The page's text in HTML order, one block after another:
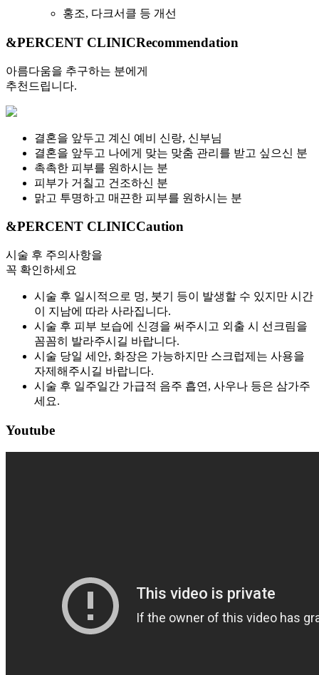
홍조, 다크서클 등 개선
&PERCENT CLINICRecommendation
아름다움을 추구하는 분에게
추천드립니다.
결혼을 앞두고 계신 예비 신랑, 신부님
결혼을 앞두고 나에게 맞는 맞춤 관리를 받고 싶으신 분
촉촉한 피부를 원하시는 분
피부가 거칠고 건조하신 분
맑고 투명하고 매끈한 피부를 원하시는 분
&PERCENT CLINICCaution
시술 후 주의사항을
꼭 확인하세요
시술 후 일시적으로 멍, 붓기 등이 발생할 수 있지만 시간
이 지남에 따라 사라집니다.
시술 후 피부 보습에 신경을 써주시고 외출 시 선크림을
꼼꼼히 발라주시길 바랍니다.
시술 당일 세안, 화장은 가능하지만 스크럽제는 사용을
자제해주시길 바랍니다.
시술 후 일주일간 가급적 음주 흡연, 사우나 등은 삼가주
세요.
Youtube